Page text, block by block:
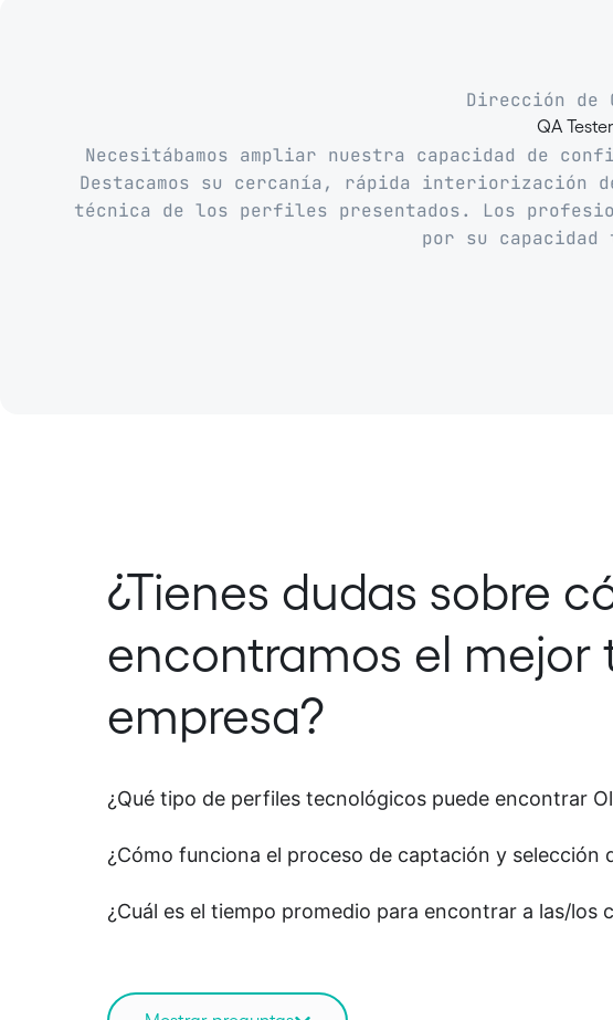
Dirección de
QA
Necesitábamos ampliar nuestra capacidad de
Destacamos su cercanía, rápida interiorización
técnica de los perfiles presentados. Los
por su capacidad
¿Tienes dudas sobre
encontramos el mejor
empresa?
¿Qué tipo de perfiles tecnológicos puede encontrar
¿Cómo funciona el proceso de captación y selección
¿Cuál es el tiempo promedio para encontrar a las/los
¿Qué garantías se ofrecen si el perfil no encaja o se